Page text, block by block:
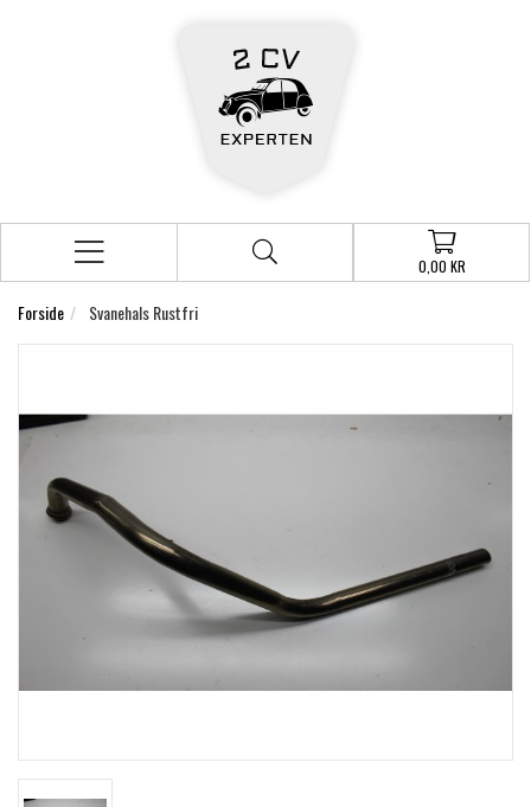
0,00 KR
Forside Svanehals Rustfri